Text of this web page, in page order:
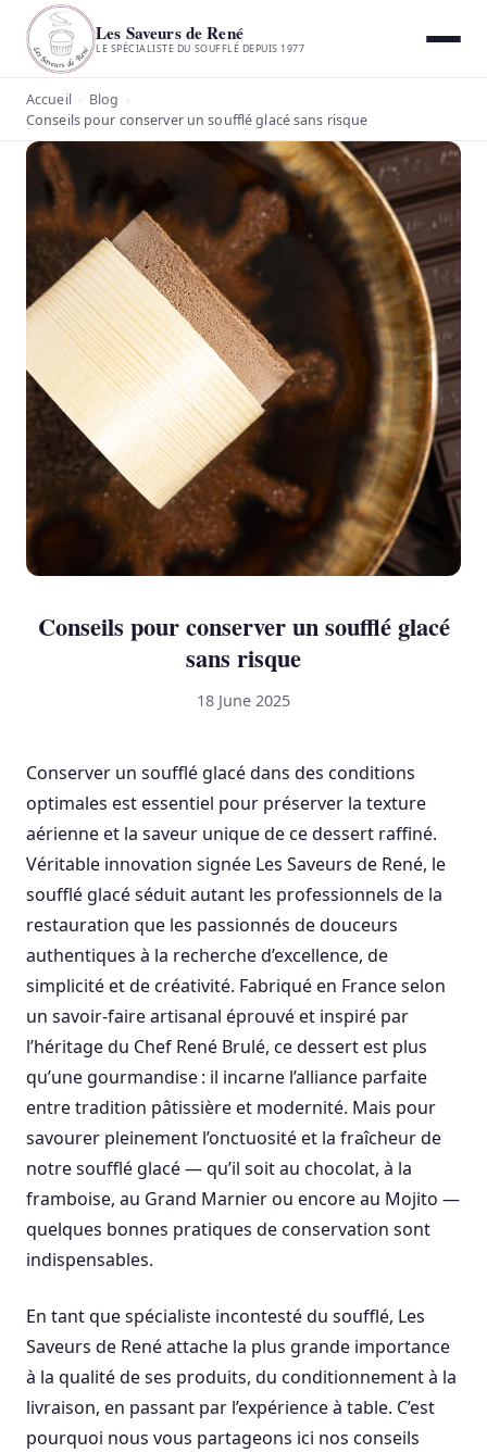
Les Saveurs de René
LE SPÉCIALISTE DU SOUFFLÉ DEPUIS 1977
Accueil › Blog ›
Conseils pour conserver un soufflé glacé sans risque
Conseils pour conserver un soufflé glacé
sans risque
18 June 2025
Conserver un soufflé glacé dans des conditions
optimales est essentiel pour préserver la texture
aérienne et la saveur unique de ce dessert raffiné.
Véritable innovation signée Les Saveurs de René, le
soufflé glacé séduit autant les professionnels de la
restauration que les passionnés de douceurs
authentiques à la recherche d’excellence, de
simplicité et de créativité. Fabriqué en France selon
un savoir-faire artisanal éprouvé et inspiré par
l’héritage du Chef René Brulé, ce dessert est plus
qu’une gourmandise : il incarne l’alliance parfaite
entre tradition pâtissière et modernité. Mais pour
savourer pleinement l’onctuosité et la fraîcheur de
notre soufflé glacé — qu’il soit au chocolat, à la
framboise, au Grand Marnier ou encore au Mojito —
quelques bonnes pratiques de conservation sont
indispensables.
En tant que spécialiste incontesté du soufflé, Les
Saveurs de René attache la plus grande importance
à la qualité de ses produits, du conditionnement à la
livraison, en passant par l’expérience à table. C’est
pourquoi nous vous partageons ici nos conseils